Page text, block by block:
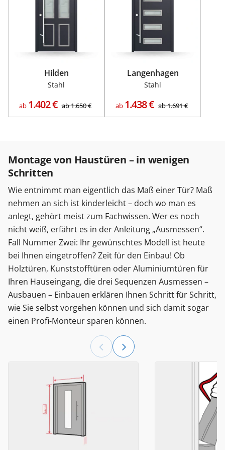
Hilden
Stahl
ab 1.402€ ab1.650€
Langenhagen
Stahl
ab 1.438€ ab1.691€
Montage von Haustüren – in wenigen
Schritten
Wie entnimmt man eigentlich das Maß einer Tür? Maß
nehmen an sich ist kinderleicht – doch wo man es
anlegt, gehört meist zum Fachwissen. Wer es noch
nicht weiß, erfährt es in der Anleitung „Ausmessen“.
Fall Nummer Zwei: Ihr gewünschtes Modell ist heute
bei Ihnen eingetroffen? Zeit für den Einbau! Ob
Holztüren, Kunststofftüren oder Aluminiumtüren für
Ihren Hauseingang, die drei Sequenzen Ausmessen –
Ausbauen – Einbauen erklären Ihnen Schritt für Schritt,
wie Sie selbst vorgehen können und sich damit sogar
einen Profi-Monteur sparen können.